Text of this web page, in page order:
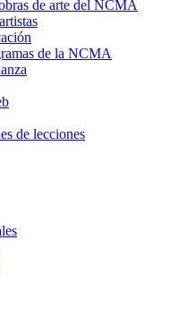
de arte del NCMA
de la NCMA
de lecciones